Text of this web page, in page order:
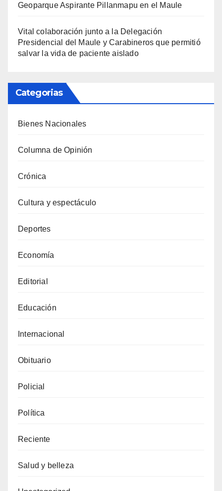
Geoparque Aspirante Pillanmapu en el Maule
Vital colaboración junto a la Delegación
Presidencial del Maule y Carabineros que permitió
salvar la vida de paciente aislado
Categorias
Bienes Nacionales
Columna de Opinión
Crónica
Cultura y espectáculo
Deportes
Economía
Editorial
Educación
Internacional
Obituario
Policial
Política
Reciente
Salud y belleza